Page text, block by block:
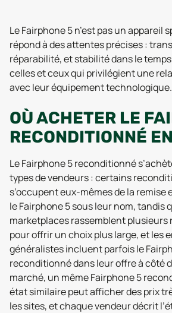
Le Fairphone 5 n’est pas un appareil
répond à des attentes précises :
réparabilité, et stabilité dans le
celles et ceux qui privilégient une
avec leur équipement technologique.
OÙ ACHETER LE
RECONDITIONNÉ
Le Fairphone 5 reconditionné
types de vendeurs : certains
s’occupent eux-mêmes de la remise
le Fairphone 5 sous leur nom, tandis
marketplaces rassemblent
pour offrir un choix plus large, et les
généralistes incluent parfois le
reconditionné dans leur offre à côté
marché, un même Fairphone 5
état similaire peut afficher des prix
les sites, et chaque vendeur décrit